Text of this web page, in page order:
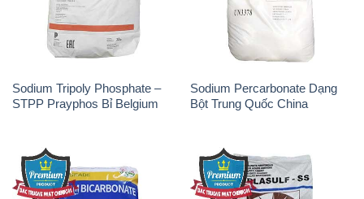
Sodium Tripoly Phosphate –
STPP Prayphos Bỉ Belgium
Sodium Percarbonate Dạng
Bột Trung Quốc China